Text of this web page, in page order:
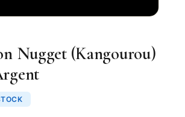
Nugget (Kangourou)